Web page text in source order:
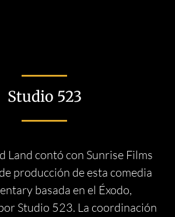
Studio 523
Land contó con Sunrise Films
producción de esta comedia
basada en el Éxodo,
Studio 523. La coordinación